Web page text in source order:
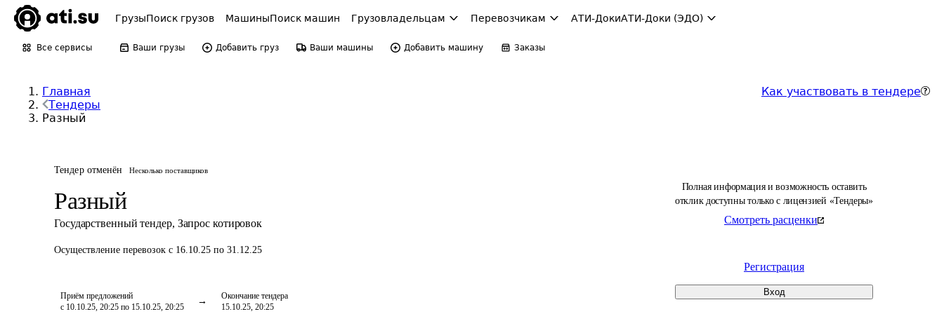
ГрузыПоиск грузов МашиныПоиск машин Грузовладельцам Перевозчикам АТИ-ДокиАТИ-Доки (ЭДО)
Все сервисы Ваши грузы Добавить груз Ваши машины Добавить машину Заказы
Главная
Тендеры
Разный
Как участвовать в тендере
Тендер отменён Несколько поставщиков
Разный
Государственный тендер, Запрос котировок
Осуществление перевозок с 16.10.25 по 31.12.25
Приём предложений
с 10.10.25, 20:25 по 15.10.25, 20:25
Окончание тендера
15.10.25, 20:25
Полная информация и возможность оставить
отклик доступны только с лицензией «Тендеры»
Смотреть расценки
Регистрация
Вход